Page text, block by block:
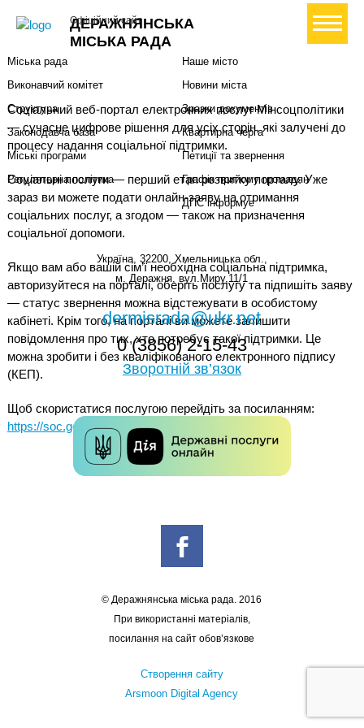
ДЕРАЖНЯНСЬКА
МІСЬКА РАДА
Офіційний сайт+ Створити петицію
Соціальний веб-портал електронних послуг Мінсоцполітики
— сучасне цифрове рішення для усіх сторін, які залучені до
процесу надання соціальної підтримки.
Соціальні послуги — перший етап розвитку порталу. Уже
зараз ви можете подати онлайн-заяву на отримання
соціальних послуг, а згодом — також на призначення
соціальної допомоги.
Якщо вам або вашій сім’ї необхідна соціальна підтримка,
авторизуйтеся на порталі, оберіть послугу та підпишіть заяву
— статус звернення можна відстежувати в особистому
кабінеті. Крім того, на порталі ви можете залишити
повідомлення про тих, хто потребує такої підтримки. Це
можна зробити і без кваліфікованого електронного підпису
(КЕП).
Щоб скористатися послугою перейдіть за посиланням:
https://soc.gov.ua/welcome
Міський голова
Міська рада
Виконавчий комітет
Структура
Законодавча база
Міські програми
Регуляторна політика
Наше місто
Новини міста
Зразки документів
Квартирна черга
Петиції та звернення
Графік прийому громадян
ДПС інформує
Україна, 32200, Хмельницька обл.,
м. Деражня, вул.Миру,11/1
dermisrada@ukr.net
0 (3856) 2-15-43
Зворотній зв’язок
© Деражнянська міська рада. 2016
При використанні матеріалів,
посилання на сайт обов’язкове
Створення сайту
Arsmoon Digital Agency